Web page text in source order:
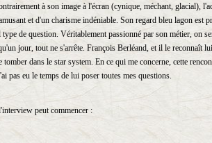
à son image à l'écran (cynique, méchant, glacial),
et d'un charisme indéniable. Son regard bleu lagon est
de question. Véritablement passionné par son métier, on
jour, tout ne s'arrête. François Berléand, et il le reconnaît
dans le star system. En ce qui me concerne, cette
pas eu le temps de lui poser toutes mes questions.
peut commencer :